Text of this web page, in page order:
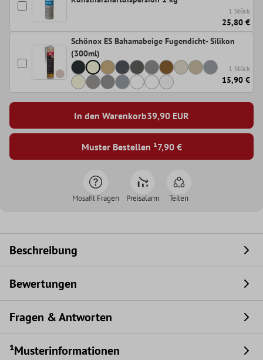
1 Stück
25,80 €
Schönox ES Bahamabeige Fugendicht- Silikon
(300ml)
1 Stück
15,90 €
In den Warenkorb39,90 EUR
Muster Bestellen ¹7,90 €
Mosafil Fragen Preisalarm Teilen
Beschreibung
Bewertungen
Fragen & Antworten
¹Musterinformationen